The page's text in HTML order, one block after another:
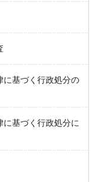
に基づく行政処分の
基づく行政処分に